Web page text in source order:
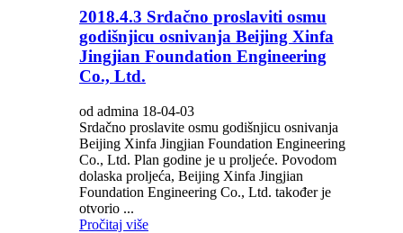
2018.4.3 Srdačno proslaviti osmu
godišnjicu osnivanja Beijing Xinfa
Jingjian Foundation Engineering
Co., Ltd.
od admina 18-04-03
Srdačno proslavite osmu godišnjicu osnivanja
Beijing Xinfa Jingjian Foundation Engineering
Co., Ltd. Plan godine je u proljeće. Povodom
dolaska proljeća, Beijing Xinfa Jingjian
Foundation Engineering Co., Ltd. također je
otvorio ...
Pročitaj više